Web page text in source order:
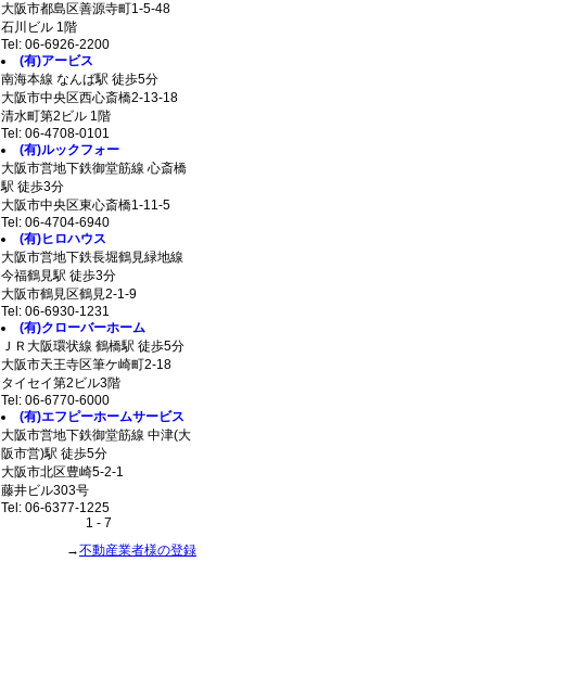
大阪市都島区善源寺町1-5-48
石川ビル 1階
Tel: 06-6926-2200
(有)アービス
南海本線 なんば駅 徒歩5分
大阪市中央区西心斎橋2-13-18
清水町第2ビル 1階
Tel: 06-4708-0101
(有)ルックフォー
大阪市営地下鉄御堂筋線 心斎橋
駅 徒歩3分
大阪市中央区東心斎橋1-11-5
Tel: 06-4704-6940
(有)ヒロハウス
大阪市営地下鉄長堀鶴見緑地線
今福鶴見駅 徒歩3分
大阪市鶴見区鶴見2-1-9
Tel: 06-6930-1231
(有)クローバーホーム
ＪＲ大阪環状線 鶴橋駅 徒歩5分
大阪市天王寺区筆ケ崎町2-18
タイセイ第2ビル3階
Tel: 06-6770-6000
(有)エフピーホームサービス
大阪市営地下鉄御堂筋線 中津(大
阪市営)駅 徒歩5分
大阪市北区豊崎5-2-1
藤井ビル303号
Tel: 06-6377-1225
1 - 7
→不動産業者様の登録